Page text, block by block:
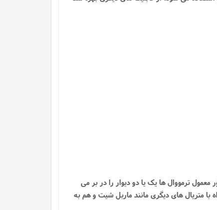
ترمووال ها یک یا دو دیوار را در بر می
متریال های دیگری مانند ماربل شیت و هم به